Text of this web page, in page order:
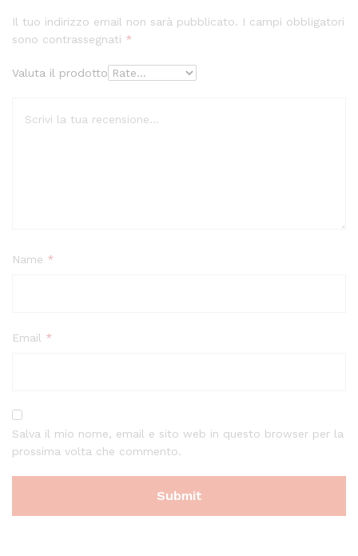
Il tuo indirizzo email non sarà pubblicato. I campi obbligatori
sono contrassegnati *
Valuta il prodotto
Name *
Email *
Salva il mio nome, email e sito web in questo browser per la
prossima volta che commento.